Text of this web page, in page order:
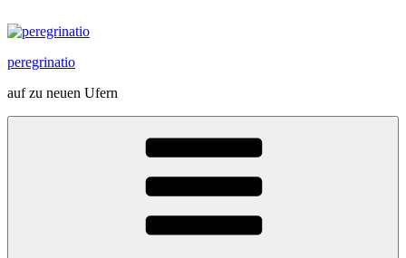
Inhalt
peregrinatio
auf zu neuen Ufern